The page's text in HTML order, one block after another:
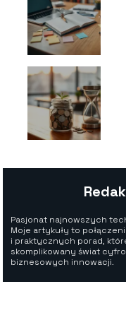
Pasjonat najnowszych
Moje artykuły to
i praktycznych porad,
skomplikowany świat
biznesowych innowacji.